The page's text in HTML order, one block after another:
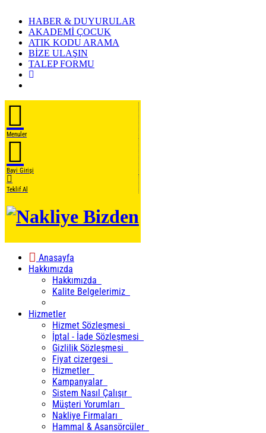
HABER & DUYURULAR
AKADEMİ ÇOCUK
ATIK KODU ARAMA
BİZE ULAŞIN
TALEP FORMU
Menuler
Bayi Girişi
Teklif Al
Anasayfa
Hakkımızda
Hakkımızda
Kalite Belgelerimiz
Hizmetler
Hizmet Sözleşmesi
İptal - İade Sözleşmesi
Gizlilik Sözleşmesi
Fiyat cizergesi
Hizmetler
Kampanyalar
Sistem Nasıl Çalışır
Müşteri Yorumları
Nakliye Firmaları
Hammal & Asansörcüler